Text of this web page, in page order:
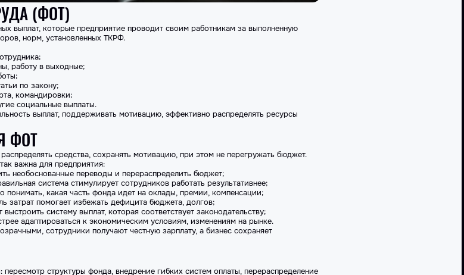
(ФОТ)
выплат, которые предприятие проводит своим работникам за выполненную
норм, установленных ТКРФ.
работу в выходные;
по закону;
командировки;
социальные выплаты.
выплат, поддерживать мотивацию, эффективно распределять ресурсы
ФОТ
средства, сохранять мотивацию, при этом не перегружать бюджет.
важна для предприятия:
необоснованные переводы и перераспределить бюджет;
система стимулирует сотрудников работать результативнее;
понимать, какая часть фонда идет на оклады, премии, компенсации;
затрат помогает избежать дефицита бюджета, долгов;
выстроить систему выплат, которая соответствует законодательству;
адаптироваться к экономическим условиям, изменениям на рынке.
сотрудники получают честную зарплату, а бизнес сохраняет
пересмотр структуры фонда, внедрение гибких систем оплаты, перераспределение